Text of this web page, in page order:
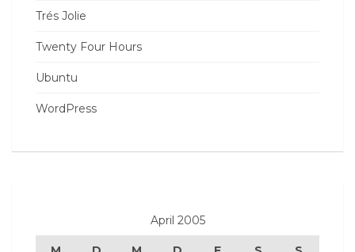
Trés Jolie
Twenty Four Hours
Ubuntu
WordPress
April 2005